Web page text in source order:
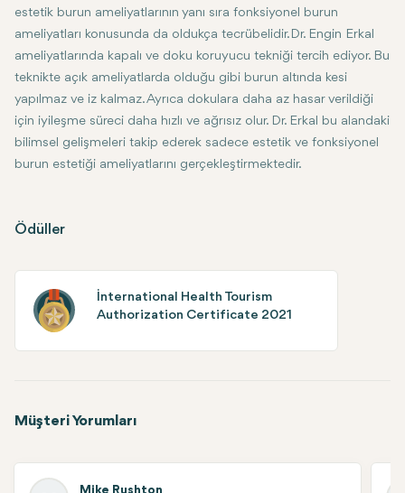
estetik burun ameliyatlarının yanı sıra fonksiyonel burun
ameliyatları konusunda da oldukça tecrübelidir.Dr. Engin Erkal
ameliyatlarında kapalı ve doku koruyucu tekniği tercih ediyor. Bu
teknikte açık ameliyatlarda olduğu gibi burun altında kesi
yapılmaz ve iz kalmaz. Ayrıca dokulara daha az hasar verildiği
için iyileşme süreci daha hızlı ve ağrısız olur. Dr. Erkal bu alandaki
bilimsel gelişmeleri takip ederek sadece estetik ve fonksiyonel
burun estetiği ameliyatlarını gerçekleştirmektedir.
Ödüller
İnternational Health Tourism
Authorization Certificate 2021
Müşteri Yorumları
Mike Rushton